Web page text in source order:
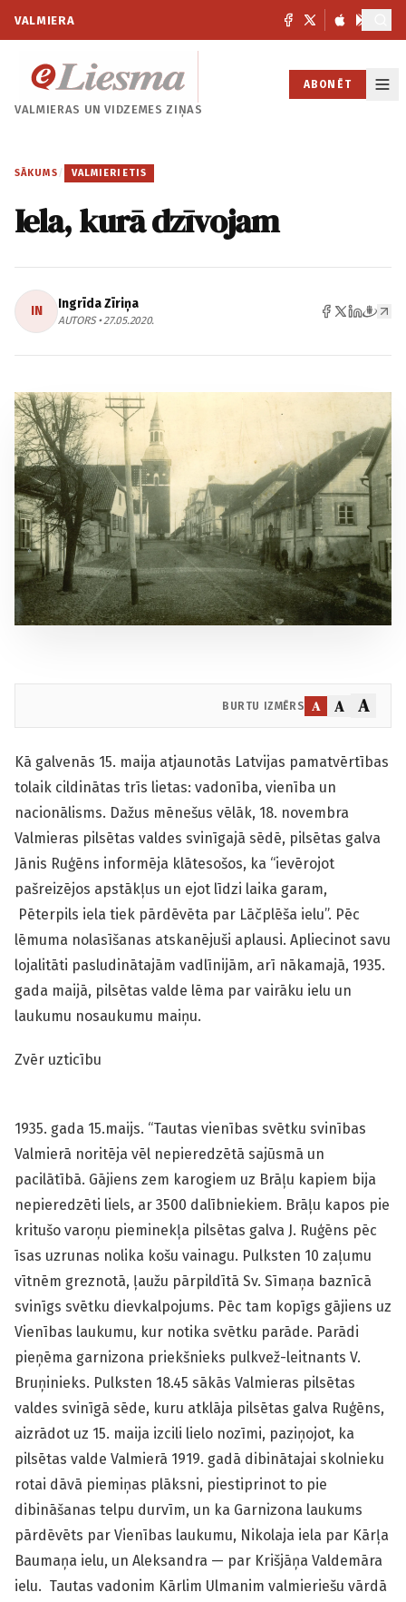
VALMIERA
VALMIERAS UNVIDZEMES ZIŅAS
ABONĒT
SĀKUMS / VALMIERIETIS
Iela, kurā dzīvojam
IN Ingrīda Zīriņa
AUTORS • 27.05.2020.
BURTU IZMĒRS A A A
Kā galvenās 15. maija atjaunotās Latvijas pamatvērtības
tolaik cildinātas trīs lietas: vadonība, vienība un
nacionālisms. Dažus mēnešus vēlāk, 18. novembra
Valmieras pilsētas valdes svinīgajā sēdē, pilsētas galva
Jānis Ruģēns informēja klātesošos, ka “ievērojot
pašreizējos apstākļus un ejot līdzi laika garam,
Pēterpils iela tiek pārdēvēta par Lāčplēša ielu”. Pēc
lēmuma nolasīšanas atskanējuši aplausi. Apliecinot savu
lojalitāti pasludinātajām vadlīnijām, arī nākamajā, 1935.
gada maijā, pilsētas valde lēma par vairāku ielu un
laukumu nosaukumu maiņu.
Zvēr uzticību
1935. gada 15.maijs. “Tautas vienības svētku svinības
Valmierā noritēja vēl nepieredzētā sajūsmā un
pacilātībā. Gājiens zem karogiem uz Brāļu kapiem bija
nepieredzēti liels, ar 3500 dalībniekiem. Brāļu kapos pie
kritušo varoņu pieminekļa pilsētas galva J. Ruģēns pēc
īsas uzrunas nolika košu vainagu. Pulksten 10 zaļumu
vītnēm greznotā, ļaužu pārpildītā Sv. Sīmaņa baznīcā
svinīgs svētku dievkalpojums. Pēc tam kopīgs gājiens uz
Vienības laukumu, kur notika svētku parāde. Parādi
pieņēma garnizona priekšnieks pulkvež-leitnants V.
Bruņinieks. Pulksten 18.45 sākās Valmieras pilsētas
valdes svinīgā sēde, kuru atklāja pilsētas galva Ruģēns,
aizrādot uz 15. maija izcili lielo nozīmi, paziņojot, ka
pilsētas valde Valmierā 1919. gadā dibinātajai skolnieku
rotai dāvā piemiņas plāksni, piestiprinot to pie
dibināšanas telpu durvīm, un ka Garnizona laukums
pārdēvēts par Vienības laukumu, Nikolaja iela par Kārļa
Baumaņa ielu, un Aleksandra — par Krišjāņa Valdemāra
ielu. Tautas vadonim Kārlim Ulmanim valmieriešu vārdā